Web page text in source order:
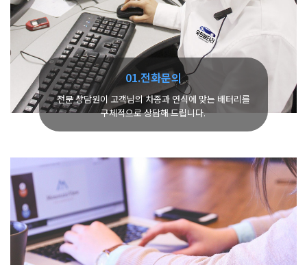
01.전화문의
전문 상담원이 고객님의 차종과 연식에 맞는 배터리를
구체적으로 상담해 드립니다.